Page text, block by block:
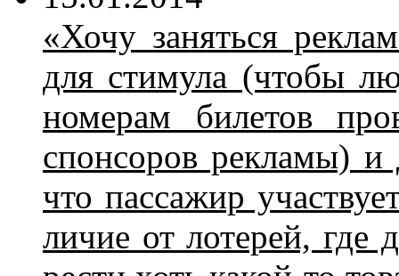
«Хо­чу за­нять­ся
для сти­му­ла (чтобы
но­ме­рам би­ле­тов
спон­со­ров ре­кла­мы) и
что пас­са­жир
ли­чие от ло­те­рей, где